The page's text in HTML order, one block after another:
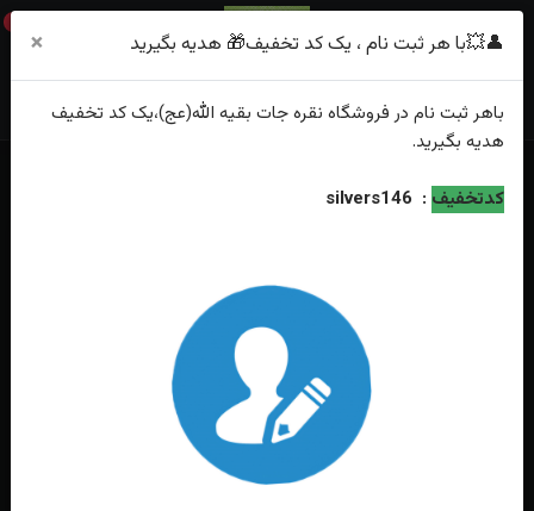
0
خانه فهرست محصولات
👤💥با هر ثبت نام ، یک کد تخفیف🎁 هدیه بگیرید ×
باهر ثبت نام در فروشگاه نقره جات بقیه الله(عج)،یک کد تخفیف
هدیه بگیرید.
کدتخفیف :
silvers146